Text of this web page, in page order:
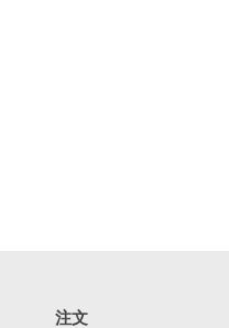
注文